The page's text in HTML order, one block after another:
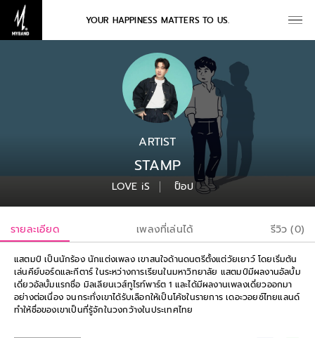
YOUR HAPPINESS MATTERS TO US.
ARTIST
STAMP
LOVE iS ป็อป
รายละเอียด เพลงที่เล่นได้ รีวิว (0)
แสตมป์ เป็นนักร้อง นักแต่งเพลง เขาสนใจด้านดนตรีตั้งแต่วัยเยาว์ โดยเริ่มต้น
เล่นคีย์บอร์ดและกีตาร์ ในระหว่างการเรียนในมหาวิทยาลัย แสตมป์มีผลงานอัลบั้ม
เดี่ยวอัลบั้มแรกชื่อ มิลเลียนเวส์ทูไรท์พาร์ต 1 และได้มีผลงานเพลงเดี่ยวออกมา
อย่างต่อเนื่อง จนกระทั่งเขาได้รับเลือกให้เป็นโค้ชในรายการ เดอะวอยซ์ไทยแลนด์
ทำให้ชื่อของเขาเป็นที่รู้จักในวงกว้างในประเทศไทย